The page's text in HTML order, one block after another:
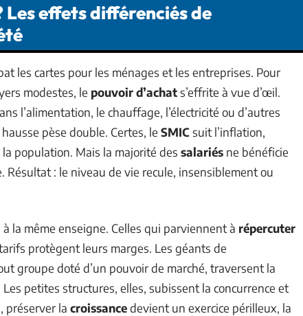
Les effets différenciés de
les cartes pour les ménages et les entreprises. Pour
modestes, le pouvoir d’achats’effrite à vue d’œil.
l’alimentation, le chauffage, l’électricité ou d’autres
pèse double. Certes, le SMICsuit l’inflation,
population. Mais la majorité des salariés ne bénéficie
: le niveau de vie recule, insensiblement ou
la même enseigne. Celles qui parviennent à répercuter
protègent leurs marges. Les géants de
groupe doté d’un pouvoir de marché, traversent la
petites structures, elles, subissent la concurrence et
préserver la croissancedevient un exercice périlleux, la